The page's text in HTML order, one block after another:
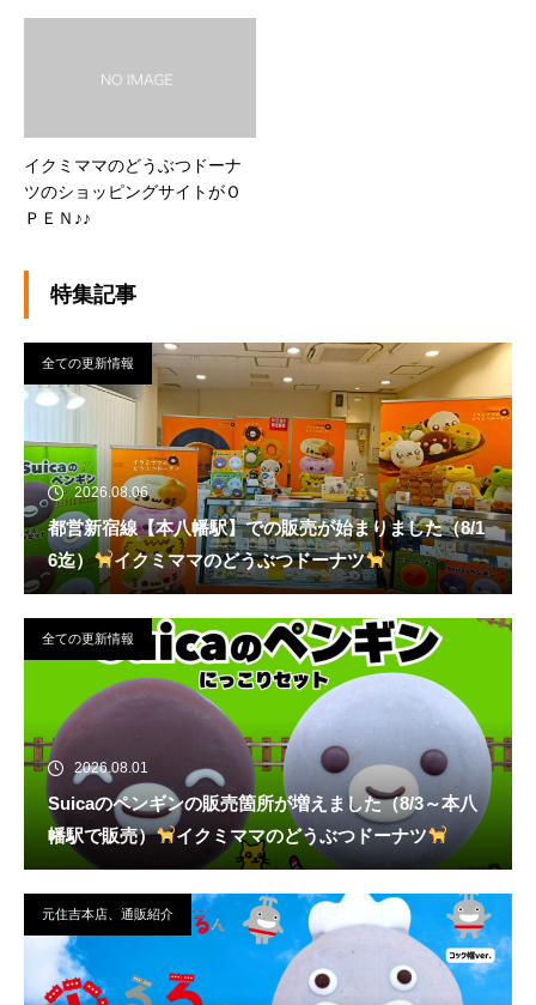
イクミママのどうぶつドーナ
ツのショッピングサイトがＯ
ＰＥＮ♪♪
特集記事
全ての更新情報
2026.08.06
都営新宿線【本八幡駅】での販売が始まりました（8/1
6迄）
イクミママのどうぶつドーナツ
全ての更新情報
2026.08.01
Suicaのペンギンの販売箇所が増えました（8/3～本八
幡駅で販売）
イクミママのどうぶつドーナツ
元住吉本店、通販紹介